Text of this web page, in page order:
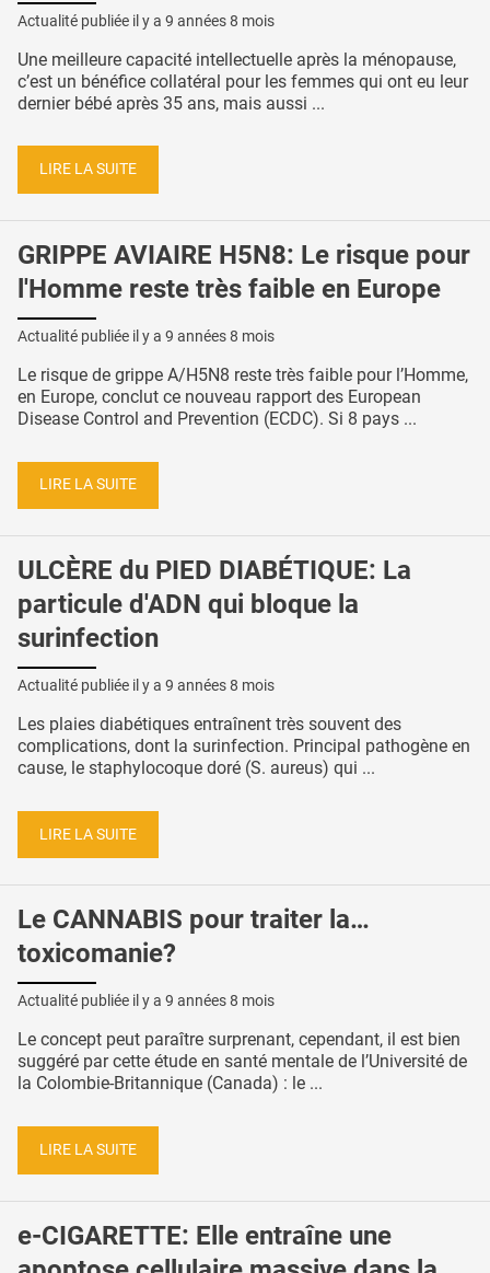
Actualité publiée il y a 9 années 8 mois
Une meilleure capacité intellectuelle après la ménopause,
c’est un bénéfice collatéral pour les femmes qui ont eu leur
dernier bébé après 35 ans, mais aussi ...
LIRE LA SUITE
GRIPPE AVIAIRE H5N8: Le risque pour
l'Homme reste très faible en Europe
Actualité publiée il y a 9 années 8 mois
Le risque de grippe A/H5N8 reste très faible pour l’Homme,
en Europe, conclut ce nouveau rapport des European
Disease Control and Prevention (ECDC). Si 8 pays ...
LIRE LA SUITE
ULCÈRE du PIED DIABÉTIQUE: La
particule d'ADN qui bloque la
surinfection
Actualité publiée il y a 9 années 8 mois
Les plaies diabétiques entraînent très souvent des
complications, dont la surinfection. Principal pathogène en
cause, le staphylocoque doré (S. aureus) qui ...
LIRE LA SUITE
Le CANNABIS pour traiter la…
toxicomanie?
Actualité publiée il y a 9 années 8 mois
Le concept peut paraître surprenant, cependant, il est bien
suggéré par cette étude en santé mentale de l’Université de
la Colombie-Britannique (Canada) : le ...
LIRE LA SUITE
e-CIGARETTE: Elle entraîne une